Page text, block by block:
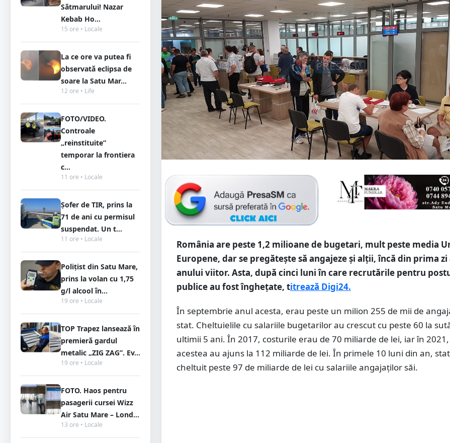
Sătmarului! Nazar
Kebab Ho...
15 ore • Locale
La ce ore va putea fi
observată eclipsa de
soare la Satu Mar...
12 ore • Life
FOTO/VIDEO.
Controale
„reinstituite”
temporar la frontiera
c...
11 ore • Locale
Șofer de TIR, prins la
71 de ani cu permisul
suspendat. Un t...
11 ore • Locale
Polițist din Satu Mare,
prins la volan cu 1,75
g/l alcool în...
19 ore • Locale
TOP Trapez lansează în
premieră gardul
metalic „ZIG ZAG”. Ev...
19 ore • Locale
FOTO. Haos pentru
pasagerii cursei Wizz
Air Satu Mare – Lond...
13 ore • Locale
România are peste 1,2 milioane de bugetari, mult peste media
Europene, dar se pregătește să angajeze și alții, încă din prima zi
anului viitor. Asta, după cinci luni în care recrutările pentru
publice au fost înghețate, titrează Digi24.
În septembrie anul acesta, erau peste un milion 255 de mii de
stat. Cheltuielile cu salariile bugetarilor au crescut cu peste 60 la
ultimii 5 ani. În 2017, costurile erau de 70 miliarde de lei, iar în 2021,
acestea au ajuns la 112 miliarde de lei. În primele 10 luni din an,
cheltuit peste 97 de miliarde de lei cu salariile angajaților săi.